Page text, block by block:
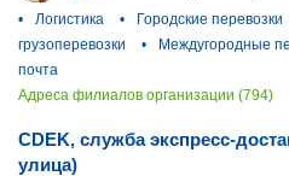
•
Логистика • Городские перевозки
грузоперевозки
• Междугородные
почта
Адреса филиалов организации (794)
CDEK, служба экспресс-
улица)